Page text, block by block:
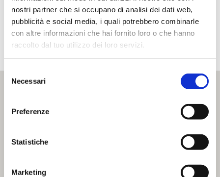
nostri partner che si occupano di analisi dei dati web,
pubblicità e social media, i quali potrebbero combinarle
con altre informazioni che hai fornito loro o che hanno
raccolto dal tuo utilizzo dei loro servizi.
Selezione
delNecessari
Preferenze
Statistiche
Marketing
PRENOTA